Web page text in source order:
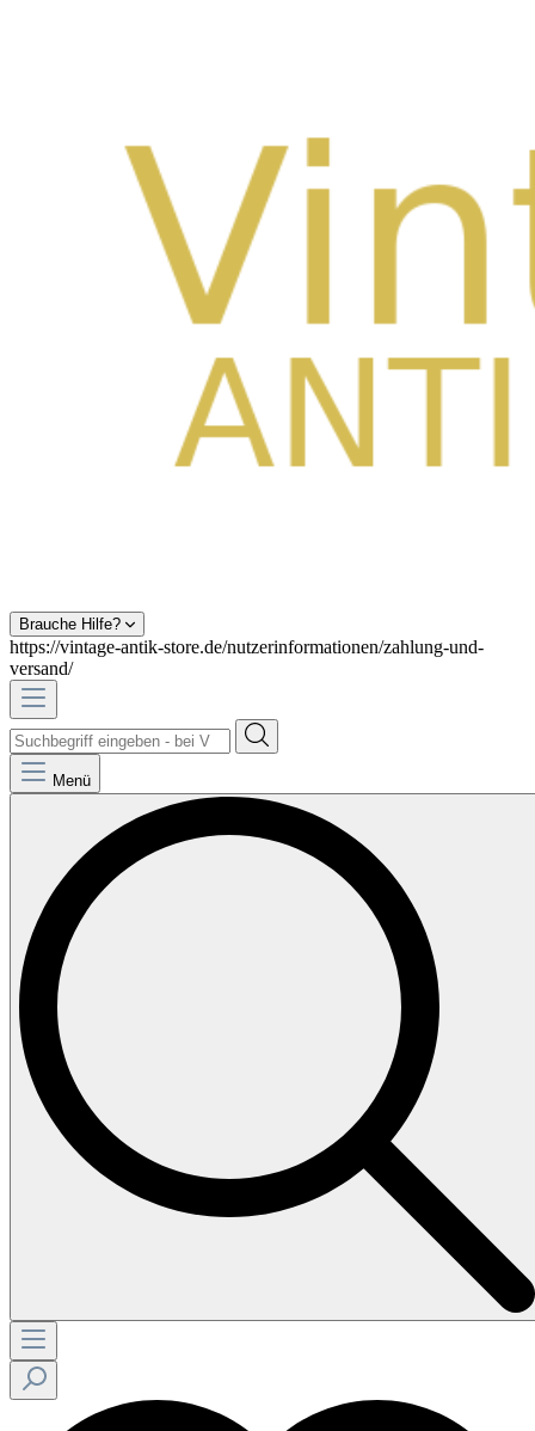
Brauche Hilfe?
https://vintage-antik-store.de/nutzerinformationen/zahlung-und-
versand/
Menü